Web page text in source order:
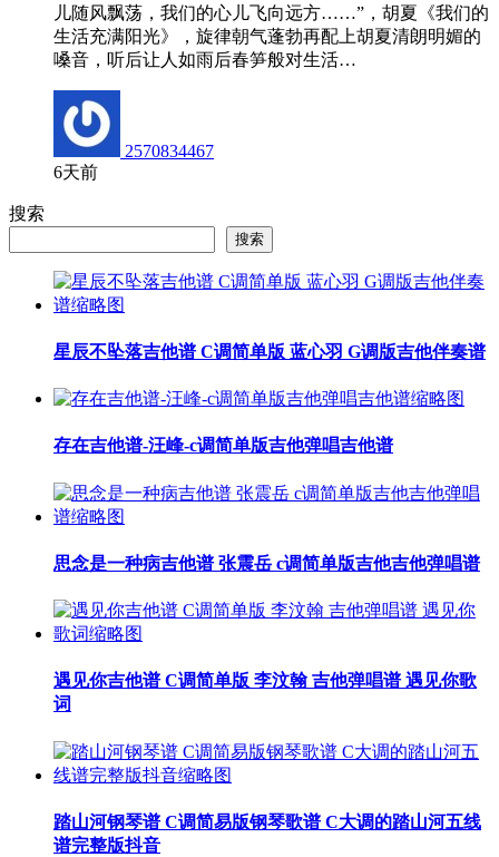
儿随风飘荡，我们的心儿飞向远方……”，胡夏《我们的
生活充满阳光》，旋律朝气蓬勃再配上胡夏清朗明媚的
嗓音，听后让人如雨后春笋般对生活…
2570834467
6天前
搜索
搜索
星辰不坠落吉他谱 C调简单版 蓝心羽 G调版吉他伴奏谱
存在吉他谱-汪峰-c调简单版吉他弹唱吉他谱
思念是一种病吉他谱 张震岳 c调简单版吉他吉他弹唱谱
遇见你吉他谱 C调简单版 李汶翰 吉他弹唱谱 遇见你歌
词
踏山河钢琴谱 C调简易版钢琴歌谱 C大调的踏山河五线
谱完整版抖音